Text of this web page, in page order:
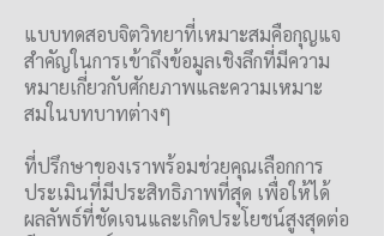
แบบทดสอบจิตวิทยาที่เหมาะสมคือกุญแจ
สำคัญในการเข้าถึงข้อมูลเชิงลึกที่มีความ
หมายเกี่ยวกับศักยภาพและความเหมาะ
สมในบทบาทต่างๆ
ที่ปรึกษาของเราพร้อมช่วยคุณเลือกการ
ประเมินที่มีประสิทธิภาพที่สุด เพื่อให้ได้
ผลลัพธ์ที่ชัดเจนและเกิดประโยชน์สูงสุดต่อ